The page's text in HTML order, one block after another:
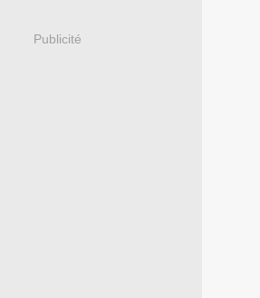
Publicité